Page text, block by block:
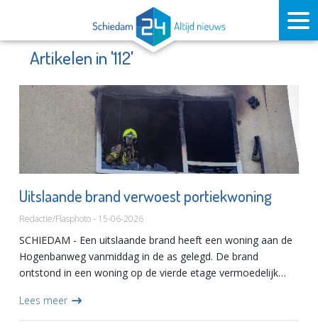
Artikelen in '112'
Uitslaande brand verwoest portiekwoning
Redactie/Flasphoto - 15-06-2026
SCHIEDAM - Een uitslaande brand heeft een woning aan de
Hogenbanweg vanmiddag in de as gelegd. De brand
ontstond in een woning op de vierde etage vermoedelijk
vrijwel...
Lees meer